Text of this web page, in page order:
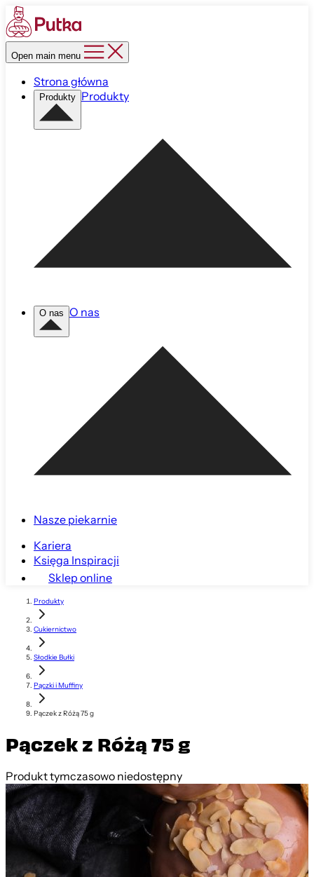
Open main menu
Strona główna
Produkty Produkty
O nas O nas
Nasze piekarnie
Kariera
Księga Inspiracji
Sklep online
Produkty
Cukiernictwo
Słodkie Bułki
Pączki i Muffiny
Pączek z Różą 75 g
Pączek z Różą 75 g
Produkt tymczasowo niedostępny